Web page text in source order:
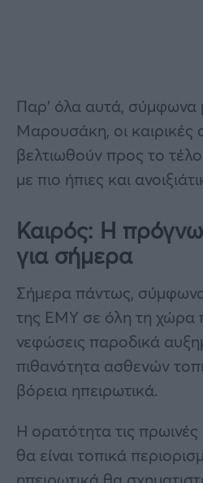
Παρ’ όλα αυτά, σύμφωνα
Μαρουσάκη, οι καιρικές
βελτιωθούν προς το
με πιο ήπιες και
Καιρός: Η
για σήμερα
Σήμερα πάντως,
της ΕΜΥ σε όλη τη χώρα
νεφώσεις παροδικά
πιθανότητα ασθενών
βόρεια ηπειρωτικά.
Η ορατότητα τις
θα είναι τοπικά